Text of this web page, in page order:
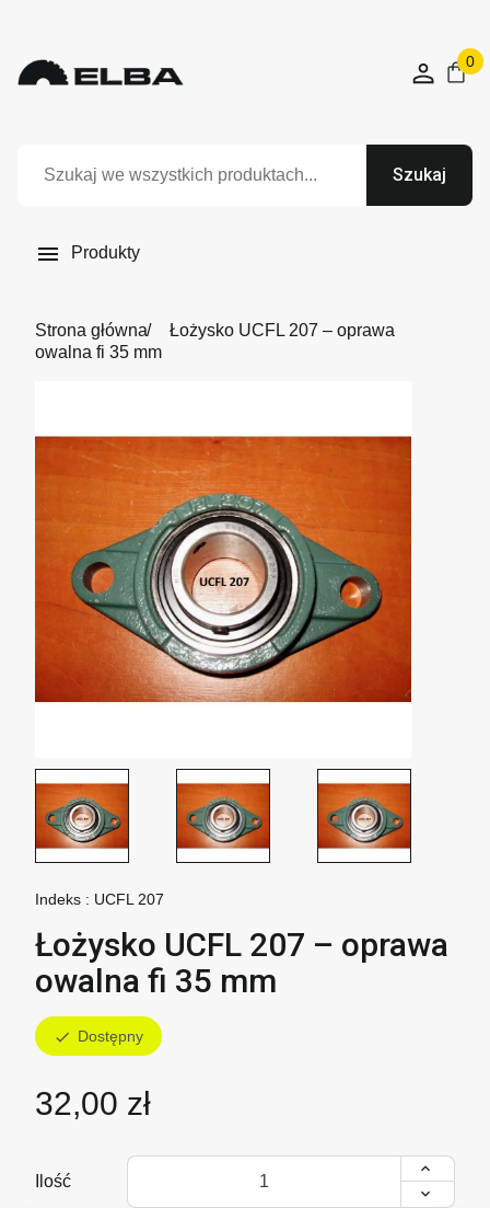
0
Szukaj
 Produkty
Strona główna
Łożysko UCFL 207 – oprawa
owalna fi 35 mm
Indeks : UCFL 207
Łożysko UCFL 207 – oprawa
owalna fi 35 mm
check Dostępny
32,00 zł
Ilość